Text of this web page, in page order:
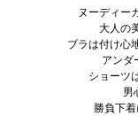
ヌーディー
大人の
ブラは付け心
アンダ
ショーツ
男
勝負下